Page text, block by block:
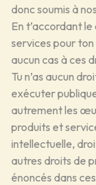
donc soumis à
En t’accordant
services pour ton
aucun cas à ces
Tu n’as aucun
exécuter
autrement les
produits et
intellectuelle,
autres droits de
énoncés dans